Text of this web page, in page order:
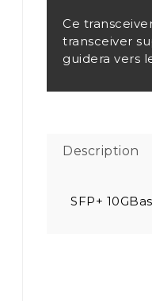
Ce
transceiver
guidera vers
Description
SFP+